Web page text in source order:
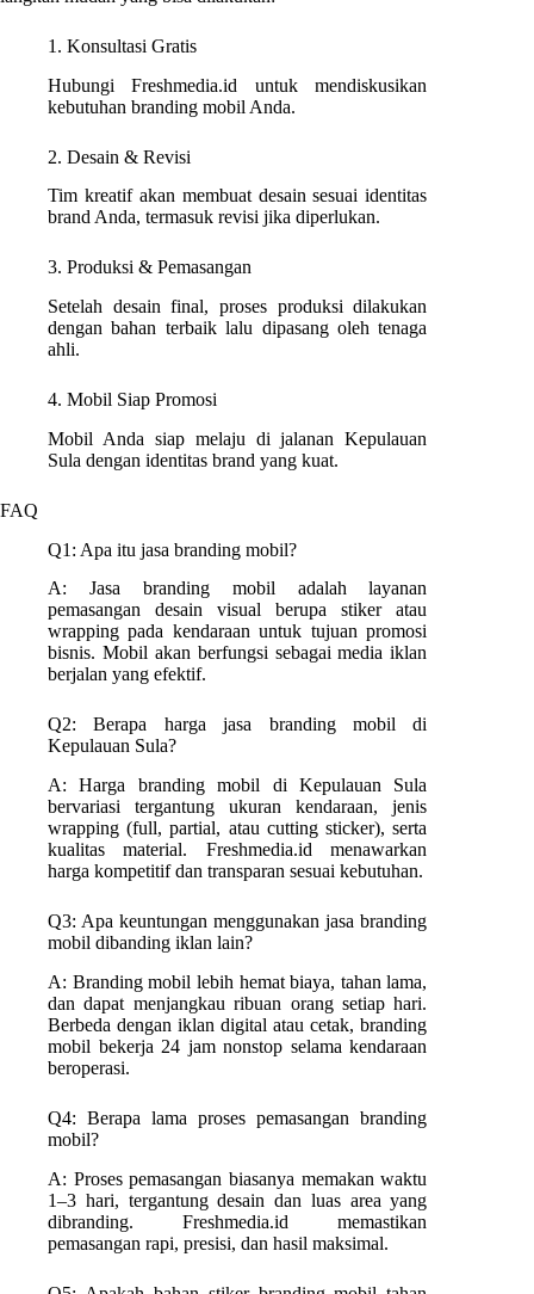
1. Konsultasi Gratis
Hubungi Freshmedia.id untuk mendiskusikan
kebutuhan branding mobil Anda.
2. Desain & Revisi
Tim kreatif akan membuat desain sesuai identitas
brand Anda, termasuk revisi jika diperlukan.
3. Produksi & Pemasangan
Setelah desain final, proses produksi dilakukan
dengan bahan terbaik lalu dipasang oleh tenaga
ahli.
4. Mobil Siap Promosi
Mobil Anda siap melaju di jalanan Kepulauan
Sula dengan identitas brand yang kuat.
FAQ
Q1: Apa itu jasa branding mobil?
A: Jasa branding mobil adalah layanan
pemasangan desain visual berupa stiker atau
wrapping pada kendaraan untuk tujuan promosi
bisnis. Mobil akan berfungsi sebagai media iklan
berjalan yang efektif.
Q2: Berapa harga jasa branding mobil di
Kepulauan Sula?
A: Harga branding mobil di Kepulauan Sula
bervariasi tergantung ukuran kendaraan, jenis
wrapping (full, partial, atau cutting sticker), serta
kualitas material. Freshmedia.id menawarkan
harga kompetitif dan transparan sesuai kebutuhan.
Q3: Apa keuntungan menggunakan jasa branding
mobil dibanding iklan lain?
A: Branding mobil lebih hemat biaya, tahan lama,
dan dapat menjangkau ribuan orang setiap hari.
Berbeda dengan iklan digital atau cetak, branding
mobil bekerja 24 jam nonstop selama kendaraan
beroperasi.
Q4: Berapa lama proses pemasangan branding
mobil?
A: Proses pemasangan biasanya memakan waktu
1–3 hari, tergantung desain dan luas area yang
dibranding. Freshmedia.id memastikan
pemasangan rapi, presisi, dan hasil maksimal.